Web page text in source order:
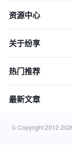
资源中心
关于纷享
热门推荐
最新文章
© Copyright 2012-